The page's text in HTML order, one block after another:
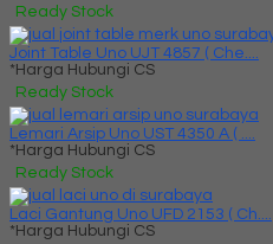
Ready Stock
Joint Table Uno UJT 4857 ( Che....
*Harga Hubungi CS
Ready Stock
Lemari Arsip Uno UST 4350 A ( ....
*Harga Hubungi CS
Ready Stock
Laci Gantung Uno UFD 2153 ( Ch....
*Harga Hubungi CS